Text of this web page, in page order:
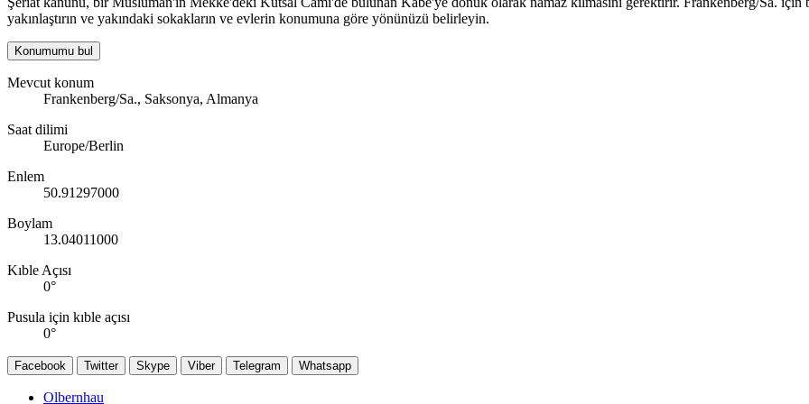
yakınlaştırın ve yakındaki sokakların ve evlerin konumuna göre yönünüzü belirleyin.
Konumumu bul
Mevcut konum
Frankenberg/Sa., Saksonya, Almanya
Saat dilimi
Europe/Berlin
Enlem
50.91297000
Boylam
13.04011000
Kıble Açısı
0°
Pusula için kıble açısı
0°
Facebook Twitter Skype Viber Telegram Whatsapp
Olbernhau